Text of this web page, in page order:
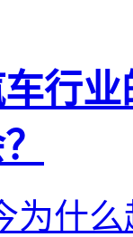
行
为什